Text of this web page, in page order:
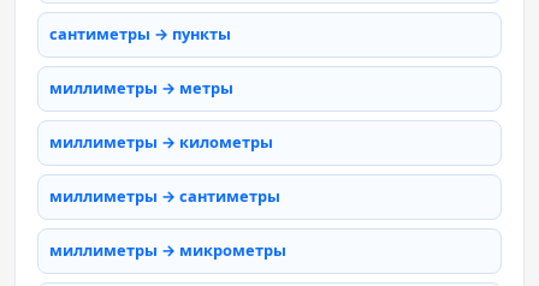
сантиметры → пункты
миллиметры → метры
миллиметры → километры
миллиметры → сантиметры
миллиметры → микрометры